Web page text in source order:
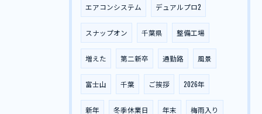
エアコンシステム デュアルプロ2
スナップオン 千葉県 整備工場
増えた 第二新卒 通勤路 風景
富士山 千葉 ご挨拶 2026年
新年 冬季休業日 年末 梅雨入り